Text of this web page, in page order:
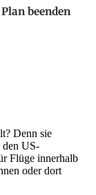
beenden